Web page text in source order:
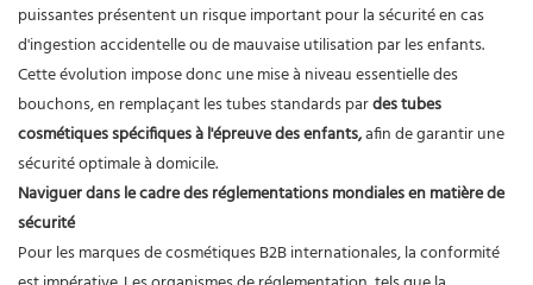
puissantes présentent un risque important pour la sécurité en cas
d'ingestion accidentelle ou de mauvaise utilisation par les enfants.
Cette évolution impose donc une mise à niveau essentielle des
bouchons, en remplaçant les tubes standards pardes tubes
cosmétiques spécifiques à l'épreuve des enfants,afin de garantir une
sécurité optimale à domicile.
Naviguer dans le cadre des réglementations mondiales en matière de
sécurité
Pour les marques de cosmétiques B2B internationales, la conformité